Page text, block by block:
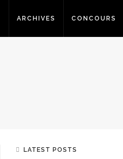
ARCHIVES CONCOURS
LATEST POSTS